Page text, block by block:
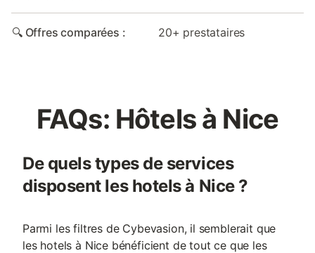
🔍 Offres comparées : 20+ prestataires
FAQs: Hôtels à Nice
De quels types de services
disposent les hotels à Nice ?
Parmi les filtres de Cybevasion, il semblerait que
les hotels à Nice bénéficient de tout ce que les